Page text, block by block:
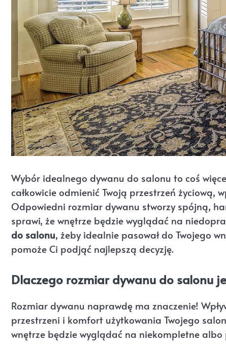
Wybór idealnego dywanu do salonu to coś
całkowicie odmienić Twoją przestrzeń życiową,
Odpowiedni rozmiar dywanu stworzy spójną,
sprawi, że wnętrze będzie wyglądać na
do salonu, żeby idealnie pasował do Twojego
pomoże Ci podjąć najlepszą decyzję.
Dlaczego rozmiar dywanu do salonu
Rozmiar dywanu naprawdę ma znaczenie!
przestrzeni i komfort użytkowania Twojego
wnętrze będzie wyglądać na niekompletne albo